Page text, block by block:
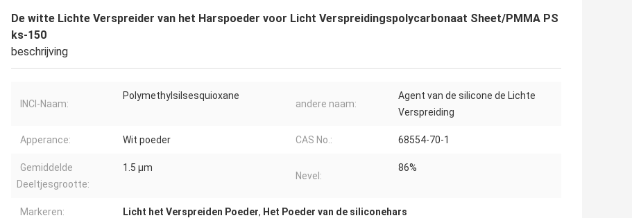
De witte Lichte Verspreider van het Harspoeder voor Licht Verspreidingspolycarbonaat Sheet/PMMA PS
ks-150
beschrijving
INCI-Naam:
Polymethylsilsesquioxane
andere naam:
Agent van de silicone de Lichte
Verspreiding
Apperance: Wit poeder CAS No.: 68554-70-1
Gemiddelde
Deeltjesgrootte:
1.5 μm
Nevel:
86%
Markeren: Licht het Verspreiden Poeder, Het Poeder van de siliconehars